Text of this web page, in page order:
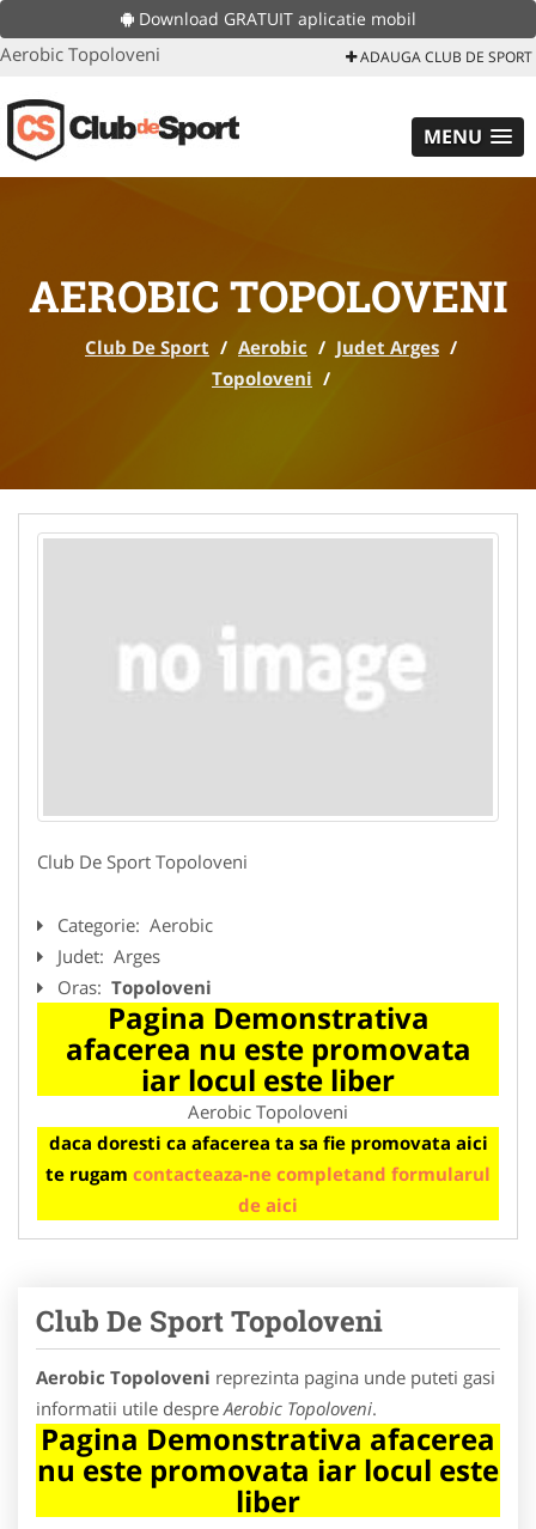
Download GRATUIT aplicatie mobil
Aerobic Topoloveni ADAUGA CLUB DE SPORT
MENU
AEROBIC TOPOLOVENI
Club De Sport / Aerobic / Judet Arges /
Topoloveni /
Club De Sport Topoloveni
Categorie: Aerobic
Judet: Arges
Oras: Topoloveni
Pagina Demonstrativa
afacerea nu este promovata
iar locul este liber
Aerobic Topoloveni
daca doresti ca afacerea ta sa fie promovata aici
te rugam contacteaza-ne completand formularul
de aici
Club De Sport Topoloveni
Aerobic Topoloveni reprezinta pagina unde puteti gasi
informatii utile despre Aerobic Topoloveni.
Pagina Demonstrativa afacerea
nu este promovata iar locul este
liber